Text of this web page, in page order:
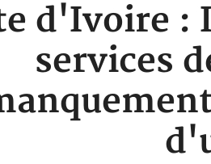
d'Ivoire :
services